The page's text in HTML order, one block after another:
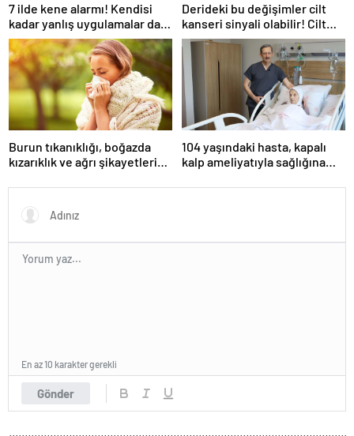
7 ilde kene alarmı! Kendisi
kadar yanlış uygulamalar da
öldürüyor… Sakın bu hataları
yapmayın
Derideki bu değişimler cilt
kanseri sinyali olabilir! Cilt
kanserinden korunmanın
yolları
Burun tıkanıklığı, boğazda
kızarıklık ve ağrı şikayetleri
tıkanıklığının nedenleri… Tat
ve koku kaybı neden olur?
104 yaşındaki hasta, kapalı
kalp ameliyatıyla sağlığına
Gönder
En az 10 karakter gerekli